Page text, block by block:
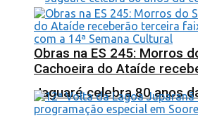
Jaguaré celebra 80 anos
Obras na ES 245: Morros
Cachoeira do Ataíde